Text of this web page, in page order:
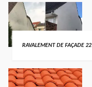
RAVALEMENT DE FAÇADE 22